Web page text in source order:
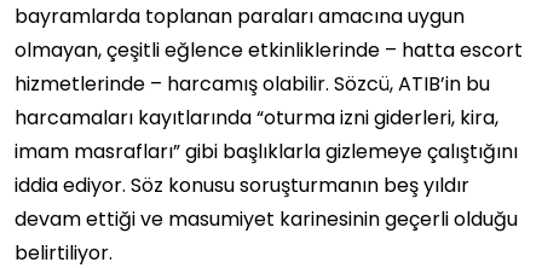
bayramlarda toplanan paraları amacına uygun
olmayan, çeşitli eğlence etkinliklerinde – hatta escort
hizmetlerinde – harcamış olabilir. Sözcü, ATIB’in bu
harcamaları kayıtlarında “oturma izni giderleri, kira,
imam masrafları” gibi başlıklarla gizlemeye çalıştığını
iddia ediyor. Söz konusu soruşturmanın beş yıldır
devam ettiği ve masumiyet karinesinin geçerli olduğu
belirtiliyor.